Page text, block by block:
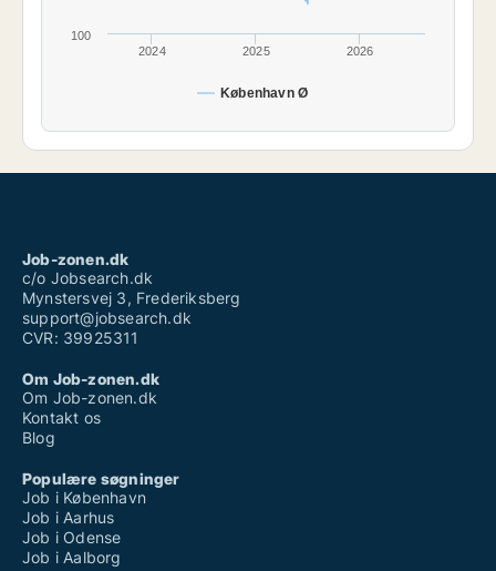
København Ø
2024 2025 2026
100
Job-zonen.dk
c/o Jobsearch.dk
Mynstersvej 3, Frederiksberg
support@jobsearch.dk
CVR: 39925311
Om Job-zonen.dk
Om Job-zonen.dk
Kontakt os
Blog
Populære søgninger
Job i København
Job i Aarhus
Job i Odense
Job i Aalborg